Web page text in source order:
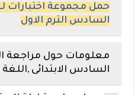
حمل مجموعة اختبارات
السادس الترم الاول
معلومات حول مراجعة
السادس الابتدائى ,اللغة